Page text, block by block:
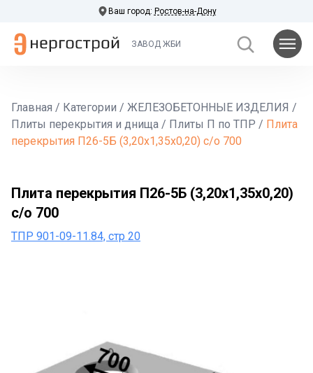
Ваш город: Ростов-на-Дону
ЗАВОД ЖБИ
Главная / Категории / ЖЕЛЕЗОБЕТОННЫЕ ИЗДЕЛИЯ /
Плиты перекрытия и днища / Плиты П по ТПР / Плита
перекрытия П26-5Б (3,20х1,35х0,20) с/о 700
Плита перекрытия П26-5Б (3,20х1,35х0,20)
с/о 700
ТПР 901-09-11.84, стр 20